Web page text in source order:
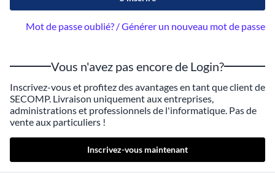
Mot de passe oublié? / Générer un nouveau mot de passe
Vous n'avez pas encore de Login?
Inscrivez-vous et profitez des avantages en tant que client de
SECOMP. Livraison uniquement aux entreprises,
administrations et professionnels de l'informatique. Pas de
vente aux particuliers !
Inscrivez-vous maintenant